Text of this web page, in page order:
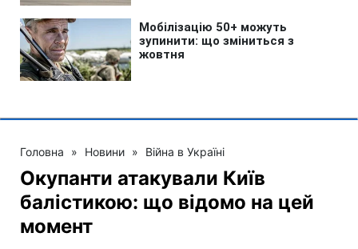
Головна » Новини » Війна в Україні
Окупанти атакували Київ
балістикою: що відомо на цей
момент